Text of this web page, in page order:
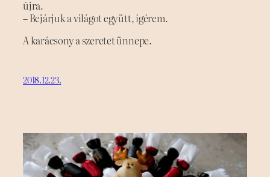
újra.
– Bejárjuk a világot együtt, ígérem.
A karácsony a szeretet ünnepe.
2018.12.23.